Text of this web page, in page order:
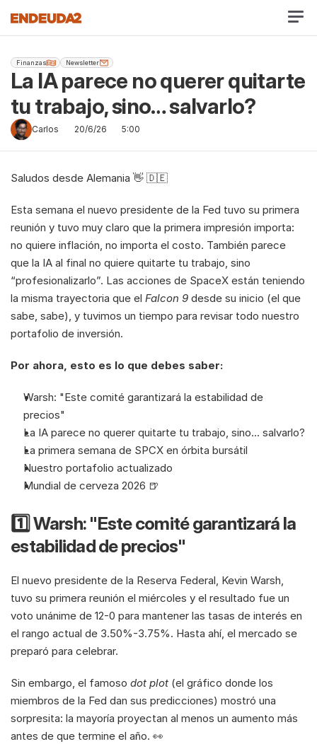
Finanzas Newsletter
La IA parece no querer quitarte
tu trabajo, sino… salvarlo?
Carlos 20/6/26 5:00
Saludos desde Alemania 👋 🇩🇪
Esta semana el nuevo presidente de la Fed tuvo su primera
reunión y tuvo muy claro que la primera impresión importa:
no quiere inflación, no importa el costo. También parece
que la IA al final no quiere quitarte tu trabajo, sino
“profesionalizarlo”. Las acciones de SpaceX están teniendo
la misma trayectoria que el Falcon 9 desde su inicio (el que
sabe, sabe), y tuvimos un tiempo para revisar todo nuestro
portafolio de inversión.
Por ahora, esto es lo que debes saber:
Warsh: "Este comité garantizará la estabilidad de
precios"
La IA parece no querer quitarte tu trabajo, sino… salvarlo?
La primera semana de SPCX en órbita bursátil
Nuestro portafolio actualizado
Mundial de cerveza 2026 🍺
1️⃣ Warsh: "Este comité garantizará la
estabilidad de precios"
El nuevo presidente de la Reserva Federal, Kevin Warsh,
tuvo su primera reunión el miércoles y el resultado fue un
voto unánime de 12-0 para mantener las tasas de interés en
el rango actual de 3.50%-3.75%. Hasta ahí, el mercado se
preparó para celebrar.
Sin embargo, el famoso dot plot (el gráfico donde los
miembros de la Fed dan sus predicciones) mostró una
sorpresita: la mayoría proyectan al menos un aumento más
antes de que termine el año. 👀